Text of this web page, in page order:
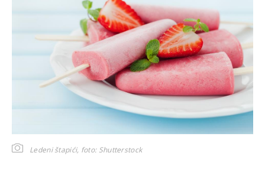
Ledeni štapići, foto: Shutterstock